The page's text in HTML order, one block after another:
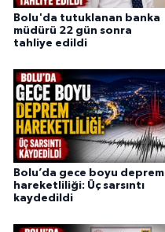
Bolu'da tutuklanan banka
müdürü 22 gün sonra
tahliye edildi
Bolu’da gece boyu deprem
hareketliliği: Üç sarsıntı
kaydedildi